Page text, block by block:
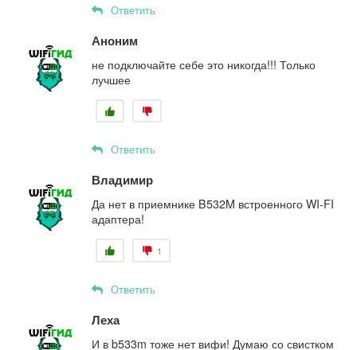
Ответить
Аноним
не подключайте себе это никогда!!! Только
лучшее
Ответить
Владимир
Да нет в приемнике B532M встроенного WI-FI
адаптера!
1
Ответить
Леха
И в b533m тоже нет вифи! Думаю со свистком